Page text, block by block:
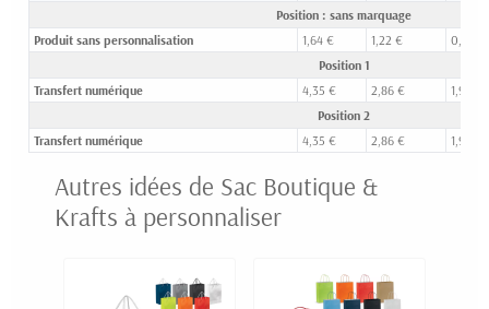
Position : sans marquage
Produit sans personnalisation
1,64 € 1,22 €
0,95 €
Position 1
Transfert numérique
4,35 € 2,86 €
1,94 €
Position 2
Transfert numérique
4,35 € 2,86 € 1,94 €
Autres idées de Sac Boutique &
Krafts à personnaliser